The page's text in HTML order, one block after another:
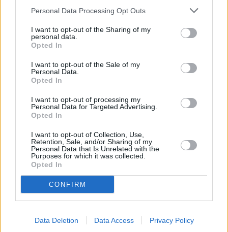
Personal Data Processing Opt Outs
I want to opt-out of the Sharing of my
personal data.
Opted In
I want to opt-out of the Sale of my
Personal Data.
Opted In
I want to opt-out of processing my
Personal Data for Targeted Advertising.
Opted In
I want to opt-out of Collection, Use,
Retention, Sale, and/or Sharing of my
Personal Data that Is Unrelated with the
Purposes for which it was collected.
Opted In
CONFIRM
Data Deletion Data Access Privacy Policy
τα χειρότερα, μέσα στο νοσοκομείο όμως τα
προβλήματα που προέκυψαν και δεν έχουν
λυθεί μέχρι τώρα ήταν απολύτως
αναμενόμενα, δεδομένης της ηλικίας και της
βαρύτητας της νόσου της ασθενούς. Αυτά
συνεχιζόταν για μήνες, με το κορμί της να
είναι πολύ ταλαιπωρημένο.
Ολα όσα έλεγαν στα ΜΜΕ οι γιατροί και οι
κοντινοί της άνθρωποι είχαν μια δόση
αισιοδοξίας! Κανείς δεν ήθελε, ούτε
μπορούσε να δεχτεί την πιθανότητα να μην
σήμερα, που η κατάσταση είναι πάρα πολύ